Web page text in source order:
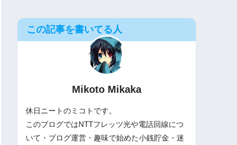
この記事を書いてる人
Mikoto Mikaka
休日ニートのミコトです。
このブログではNTTフレッツ光や電話回線につ
いて・ブログ運営・趣味で始めた小銭貯金・迷